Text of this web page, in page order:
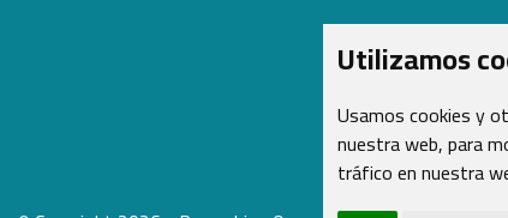
Utilizamos
Usamos cookies y
nuestra web, para
tráfico en nuestra